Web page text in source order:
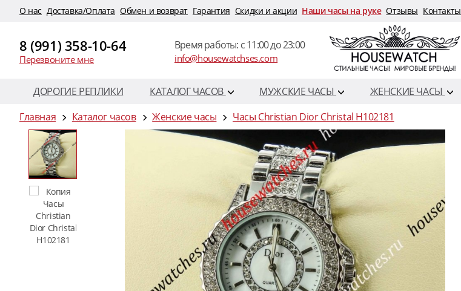
O нас Доставка/Оплата Обмен и возврат Гарантия Скидки и акции Наши часы на руке Отзывы Контакты
8 (991) 358-10-64
Перезвоните мне
Время работы: c 11:00 до 23:00
info@housewatchses.com
ДОРОГИЕ РЕПЛИКИ КАТАЛОГ ЧАСОВ МУЖСКИЕ ЧАСЫ ЖЕНСКИЕ ЧАСЫ
Главная
Каталог часов Женские часы Часы Christian Dior Christal H102181